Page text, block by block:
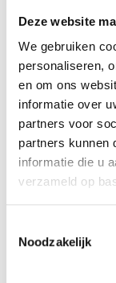
Deze website
We gebruiken
personaliseren,
en om ons
informatie over
partners voor
partners kunnen
informatie die u
verzameld op
Noodzakelijk
Plaats
Organisator
39021
zurück zu
WAS DE